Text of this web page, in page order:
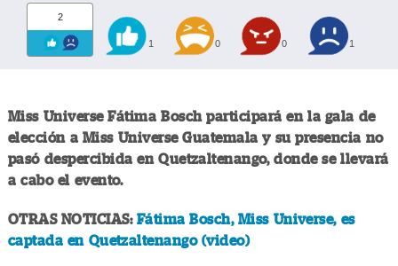
2
1 0 0 1
Miss Universe Fátima Bosch participará en la gala de
elección a Miss Universe Guatemala y su presencia no
pasó despercibida en Quetzaltenango, donde se llevará
a cabo el evento.
OTRAS NOTICIAS: Fátima Bosch, Miss Universe, es
captada en Quetzaltenango (video)